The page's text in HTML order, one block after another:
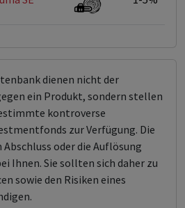
dienen nicht der
ein Produkt, sondern stellen
kontroverse
zur Verfügung. Die
oder die Auflösung
Ihnen. Sie sollten sich daher zu
sowie den Risiken eines